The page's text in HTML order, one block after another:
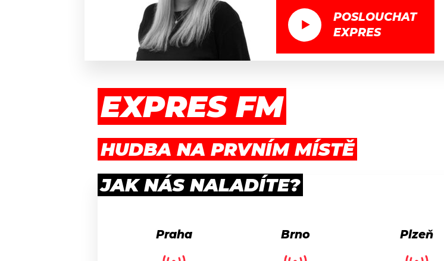
PODCASTY
JAK NALADIT
APLIKACE
PROGRAM
PLAYLIST
JAK NALADIT
SOUTĚŽE
POSLOUCHAT
EXPRES
EXPRES FM
HUDBA NA PRVNÍM MÍSTĚ
JAK NÁS NALADÍTE?
Praha Brno Plzeň